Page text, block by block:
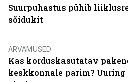
Suurpuhastus pühib
sõidukit
ARVAMUSED
Kas korduskasutatav
keskkonnale parim?